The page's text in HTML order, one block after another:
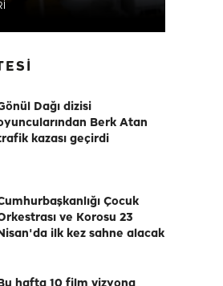
Dağı dizisi
Berk Atan
kazası geçirdi
Çocuk
ve Korosu 23
ilk kez sahne alacak